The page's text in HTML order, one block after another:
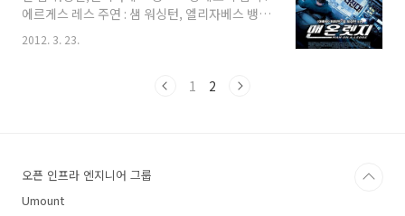
에르게스 레스 주연 : 샘 워싱턴, 엘리자베스 뱅크
스, 제이미 벨, 제네시스 로드리게즈, 에드 해리스
등급 : 15세 관람가 친구가 영화 관람권이 생겨서
게 된 영화. 원래 이 영화를 보려고 한 것은 아니
남자가 호텔에 체크인 하고 아침부터 거한 만찬
을 시키고 다 먹은 후, 자신의 지문을 모두 지우고
2012. 3. 23.
1 2
오픈 인프라 엔지니어 그룹
Umount